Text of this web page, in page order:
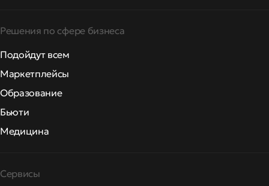
Решения по сфере бизнеса
Подойдут всем
Маркетплейсы
Образование
Бьюти
Медицина
Сервисы